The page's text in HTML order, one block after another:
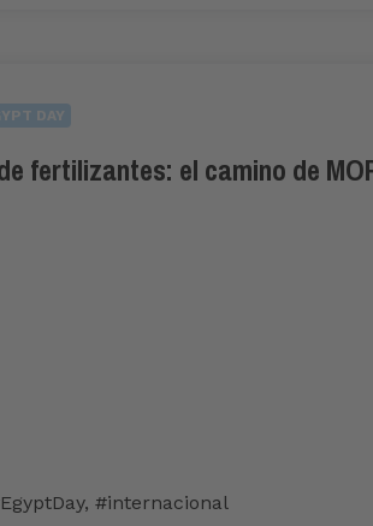
DAY
fertilizantes: el camino de
, #internacional